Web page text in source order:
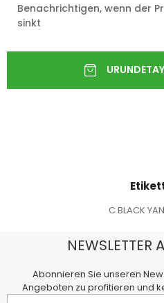
Benachrichtigen, wenn der
sinkt
C BLACK
NEWSLETTER
Abonnieren Sie unseren
Angeboten zu profitieren und